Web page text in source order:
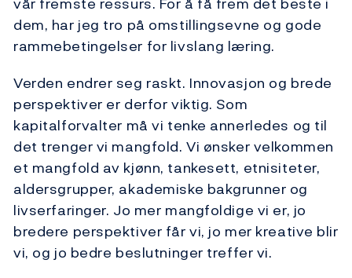
dem, har jeg tro på omstillingsevne og gode
rammebetingelser for livslang læring.
Verden endrer seg raskt. Innovasjon og brede
perspektiver er derfor viktig. Som
kapitalforvalter må vi tenke annerledes og til
det trenger vi mangfold. Vi ønsker velkommen
et mangfold av kjønn, tankesett, etnisiteter,
aldersgrupper, akademiske bakgrunner og
livserfaringer. Jo mer mangfoldige vi er, jo
bredere perspektiver får vi, jo mer kreative blir
vi, og jo bedre beslutninger treffer vi.